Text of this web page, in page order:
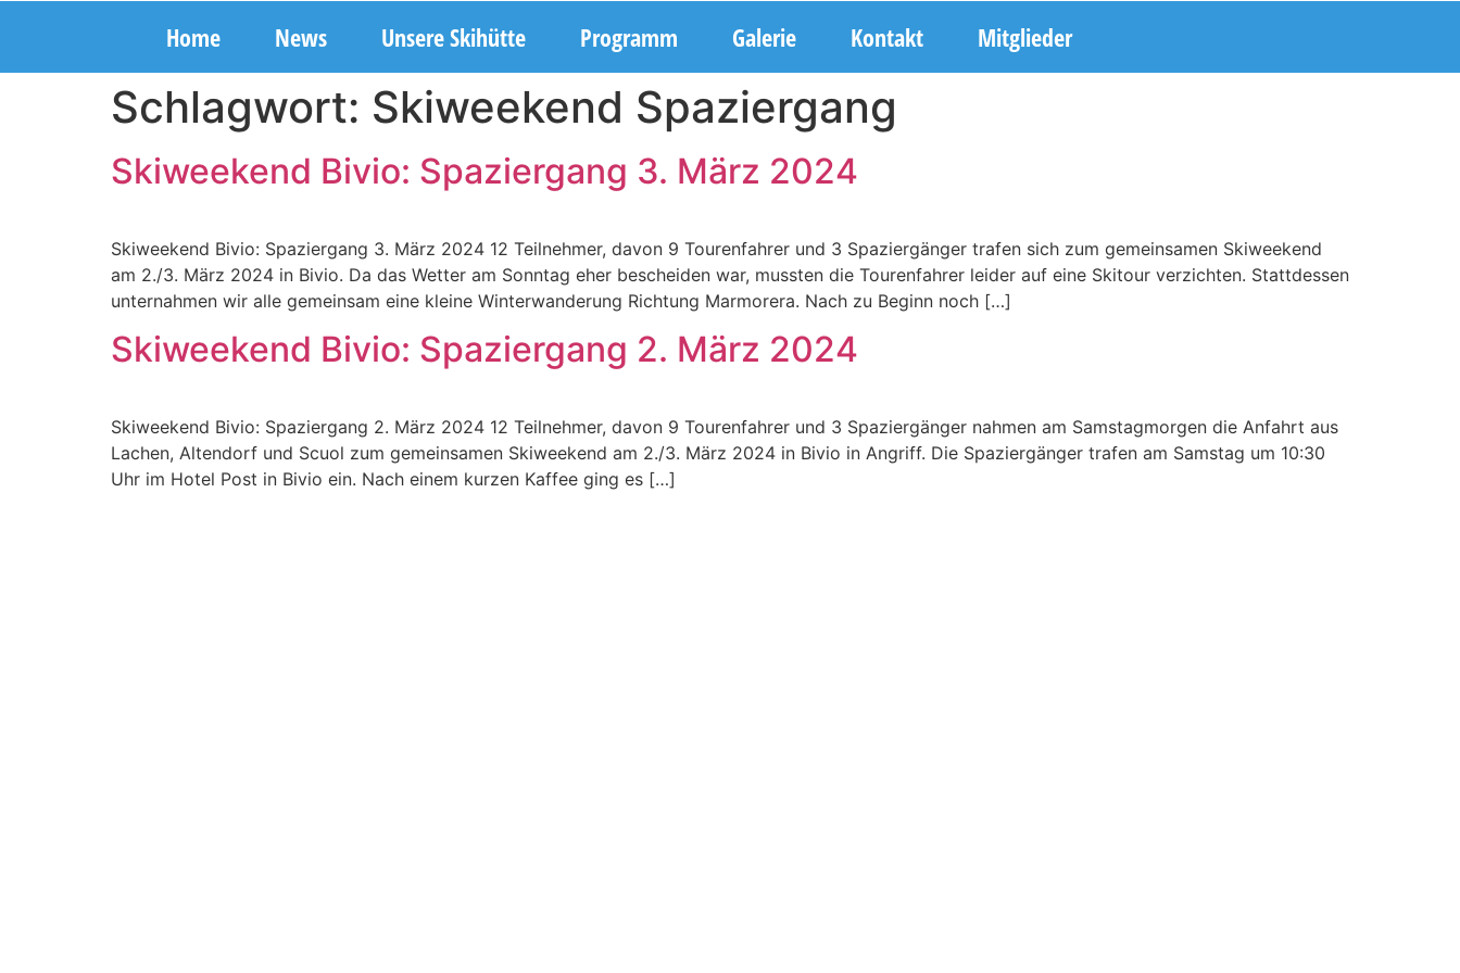
Home News Unsere Skihütte Programm Galerie Kontakt Mitglieder
Schlagwort: Skiweekend Spaziergang
Skiweekend Bivio: Spaziergang 3. März 2024
Skiweekend Bivio: Spaziergang 3. März 2024 12 Teilnehmer, davon 9 Tourenfahrer und 3 Spaziergänger trafen sich zum gemeinsamen Skiweekend
am 2./3. März 2024 in Bivio. Da das Wetter am Sonntag eher bescheiden war, mussten die Tourenfahrer leider auf eine Skitour verzichten. Stattdessen
unternahmen wir alle gemeinsam eine kleine Winterwanderung Richtung Marmorera. Nach zu Beginn noch […]
Skiweekend Bivio: Spaziergang 2. März 2024
Skiweekend Bivio: Spaziergang 2. März 2024 12 Teilnehmer, davon 9 Tourenfahrer und 3 Spaziergänger nahmen am Samstagmorgen die Anfahrt aus
Lachen, Altendorf und Scuol zum gemeinsamen Skiweekend am 2./3. März 2024 in Bivio in Angriff. Die Spaziergänger trafen am Samstag um 10:30
Uhr im Hotel Post in Bivio ein. Nach einem kurzen Kaffee ging es […]